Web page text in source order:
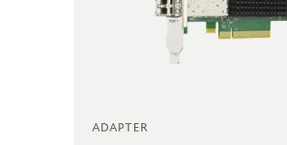
ADAPTER